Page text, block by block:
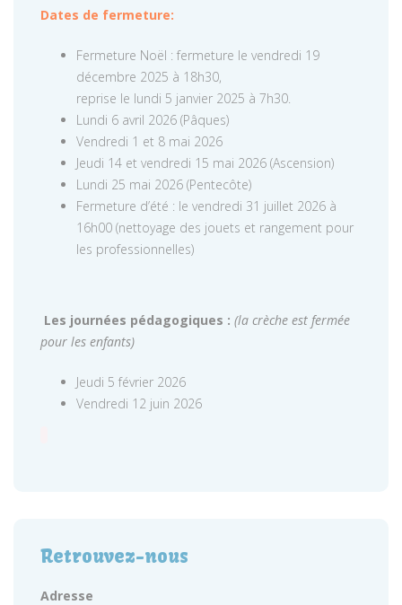
Dates de fermeture:
Fermeture Noël : fermeture le vendredi 19
décembre 2025 à 18h30,
reprise le lundi 5 janvier 2025 à 7h30.
Lundi 6 avril 2026 (Pâques)
Vendredi 1 et 8 mai 2026
Jeudi 14 et vendredi 15 mai 2026 (Ascension)
Lundi 25 mai 2026 (Pentecôte)
Fermeture d’été : le vendredi 31 juillet 2026 à
16h00 (nettoyage des jouets et rangement pour
les professionnelles)
Les journées pédagogiques : (la crèche est fermée
pour les enfants)
Jeudi 5 février 2026
Vendredi 12 juin 2026
Retrouvez-nous
Adresse